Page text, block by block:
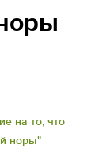
на то, что
норы"